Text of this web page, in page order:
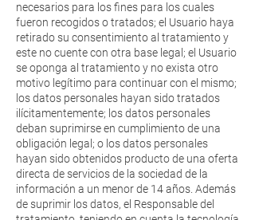
necesarios para los fines para los cuales
fueron recogidos o tratados; el Usuario haya
retirado su consentimiento al tratamiento y
este no cuente con otra base legal; el Usuario
se oponga al tratamiento y no exista otro
motivo legítimo para continuar con el mismo;
los datos personales hayan sido tratados
ilícitamentemente; los datos personales
deban suprimirse en cumplimiento de una
obligación legal; o los datos personales
hayan sido obtenidos producto de una oferta
directa de servicios de la sociedad de la
información a un menor de 14 años. Además
de suprimir los datos, el Responsable del